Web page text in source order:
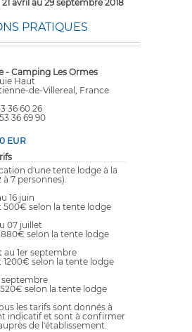
avril au 29 septembre 2018
PRATIQUES
- Camping Les Ormes
Haut
de-Villereal, France
36 60 26
36 69 90
EUR
d'une tente lodge à la
à 7 personnes).
16 juin
500€ selon la tente lodge
07 juillet
selon la tente lodge
au 1er septembre
1200€ selon la tente lodge
septembre
selon la tente lodge
les tarifs sont donnés à
indicatif et sont à confirmer
de l'établissement.